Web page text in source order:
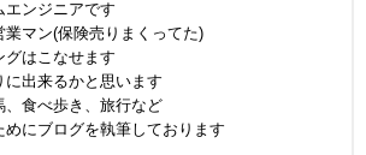
エンジニアです
業マン(保険売りまくってた)
グはこなせます
に出来るかと思います
、食べ歩き、旅行など
めにブログを執筆しております